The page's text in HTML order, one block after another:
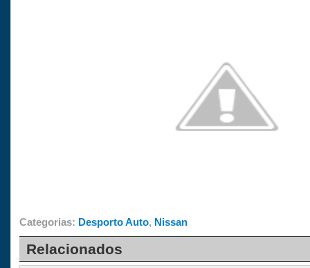
Categorias: Desporto Auto, Nissan
Relacionados